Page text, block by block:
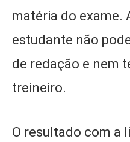
matéria do exame.
estudante não
de redação e nem
treineiro.
O resultado com a